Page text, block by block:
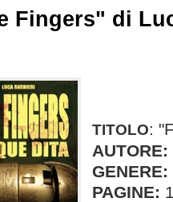
Fingers" di
TITOLO:
AUTORE:
GENERE:
PAGINE: